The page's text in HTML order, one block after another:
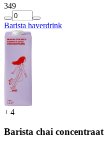
349
Barista haverdrink
+ 4
Barista chai concentraat